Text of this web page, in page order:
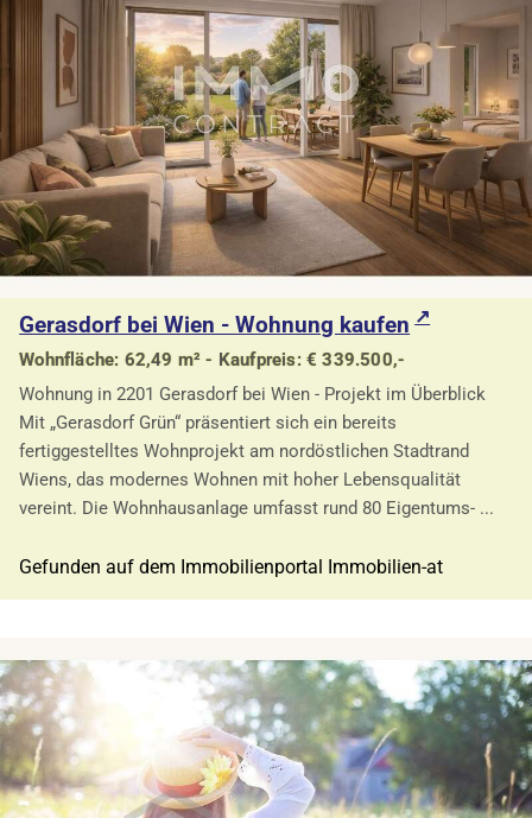
Gerasdorf bei Wien - Wohnung kaufen
Wohnfläche: 62,49 m² - Kaufpreis: € 339.500,-
Wohnung in 2201 Gerasdorf bei Wien - Projekt im Überblick
Mit „Gerasdorf Grün“ präsentiert sich ein bereits
fertiggestelltes Wohnprojekt am nordöstlichen Stadtrand
Wiens, das modernes Wohnen mit hoher Lebensqualität
vereint. Die Wohnhausanlage umfasst rund 80 Eigentums- ...
Gefunden auf dem Immobilienportal Immobilien-at